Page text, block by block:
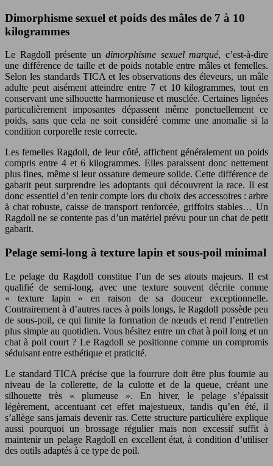
Dimorphisme sexuel et poids des mâles de 7 à 10
kilogrammes
Le Ragdoll présente undimorphisme sexuel marqué, c’est-à-dire
une différence de taille et de poids notable entre mâles et femelles.
Selon les standards TICA et les observations des éleveurs, un mâle
adulte peut aisément atteindre entre 7 et 10 kilogrammes, tout en
conservant une silhouette harmonieuse et musclée. Certaines lignées
particulièrement imposantes dépassent même ponctuellement ce
poids, sans que cela ne soit considéré comme une anomalie si la
condition corporelle reste correcte.
Les femelles Ragdoll, de leur côté, affichent généralement un poids
compris entre 4 et 6 kilogrammes. Elles paraissent donc nettement
plus fines, même si leur ossature demeure solide. Cette différence de
gabarit peut surprendre les adoptants qui découvrent la race. Il est
donc essentiel d’en tenir compte lors du choix des accessoires : arbre
à chat robuste, caisse de transport renforcée, griffoirs stables… Un
Ragdoll ne se contente pas d’un matériel prévu pour un chat de petit
gabarit.
Pelage semi-long à texture lapin et sous-poil minimal
Le pelage du Ragdoll constitue l’un de ses atouts majeurs. Il est
qualifié de semi-long, avec une texture souvent décrite comme
« texture lapin » en raison de sa douceur exceptionnelle.
Contrairement à d’autres races à poils longs, le Ragdoll possède peu
de sous-poil, ce qui limite la formation de nœuds et rend l’entretien
plus simple au quotidien. Vous hésitez entre un chat à poil long et un
chat à poil court ? Le Ragdoll se positionne comme un compromis
séduisant entre esthétique et praticité.
Le standard TICA précise que la fourrure doit être plus fournie au
niveau de la collerette, de la culotte et de la queue, créant une
silhouette très « plumeuse ». En hiver, le pelage s’épaissit
légèrement, accentuant cet effet majestueux, tandis qu’en été, il
s’allège sans jamais devenir ras. Cette structure particulière explique
aussi pourquoi un brossage régulier mais non excessif suffit à
maintenir un pelage Ragdoll en excellent état, à condition d’utiliser
des outils adaptés à ce type de poil.